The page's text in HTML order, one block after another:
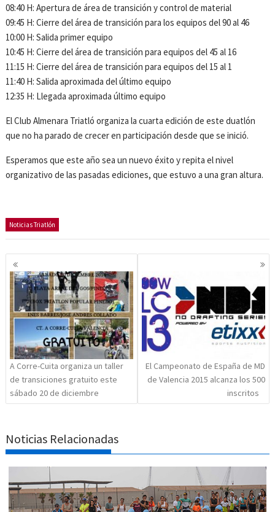
08:40 H: Apertura de área de transición y control de material
09:45 H: Cierre del área de transición para los equipos del 90 al 46
10:00 H: Salida primer equipo
10:45 H: Cierre del área de transición para equipos del 45 al 16
11:15 H: Cierre del área de transición para equipos del 15 al 1
11:40 H: Salida aproximada del último equipo
12:35 H: Llegada aproximada último equipo
El Club Almenara Triatló organiza la cuarta edición de este duatlón
que no ha parado de crecer en participación desde que se inició.
Esperamos que este año sea un nuevo éxito y repita el nivel
organizativo de las pasadas ediciones, que estuvo a una gran altura.
Noticias Triatlón
Navegación
de
entradas
A Corre-Cuita organiza un taller
de transiciones gratuito este
sábado 20 de diciembre
El Campeonato de España de MD
de Valencia 2015 alcanza los 500
inscritos
Noticias Relacionadas